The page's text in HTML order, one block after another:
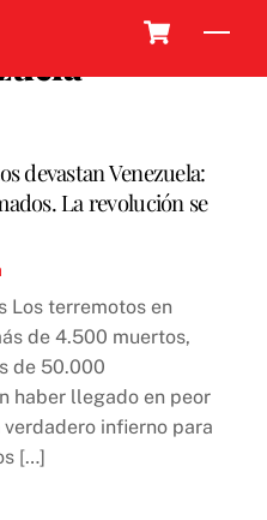
devastan Venezuela:
La revolución se
Los terremotos en
de 4.500 muertos,
de 50.000
haber llegado en peor
infierno para
[…]